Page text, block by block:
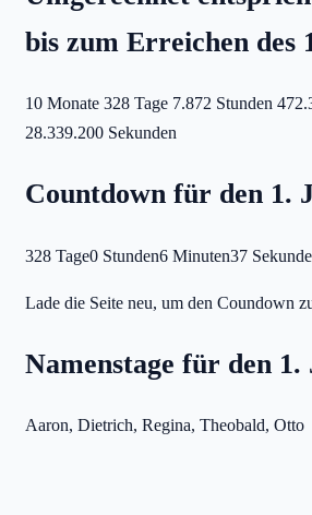
bis zum Erreichen des
10 Monate 328 Tage 7.872 Stunden
28.339.200 Sekunden
Countdown für den 1.
328 Tage0 Stunden6 Minuten37
Lade die Seite neu, um den Coundown
Namenstage für den 1.
Aaron, Dietrich, Regina, Theobald, Otto